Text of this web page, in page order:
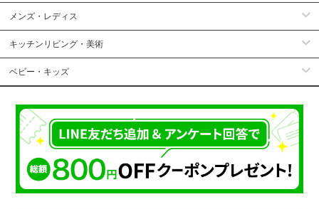
メンズ・レディス
キッチンリビング・美術
ベビー・キッズ